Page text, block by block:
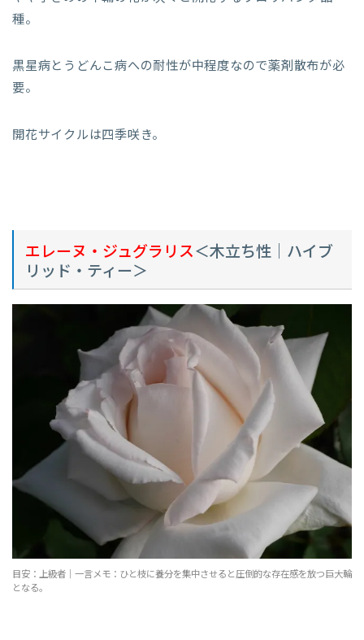
種。
黒星病とうどんこ病への耐性が中程度なので薬剤散布が必
要。
開花サイクルは四季咲き。
エレーヌ・ジュグラリス＜木立ち性｜ハイブ
リッド・ティー＞
目安：上級者｜一言メモ：ひと枝に養分を集中させると圧倒的な存在感を放つ巨大輪
となる。